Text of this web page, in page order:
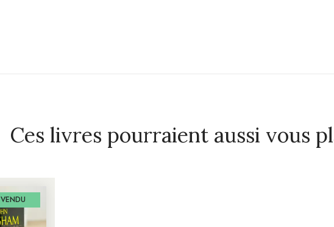
Ces livres pourraient aussi vous
VENDU